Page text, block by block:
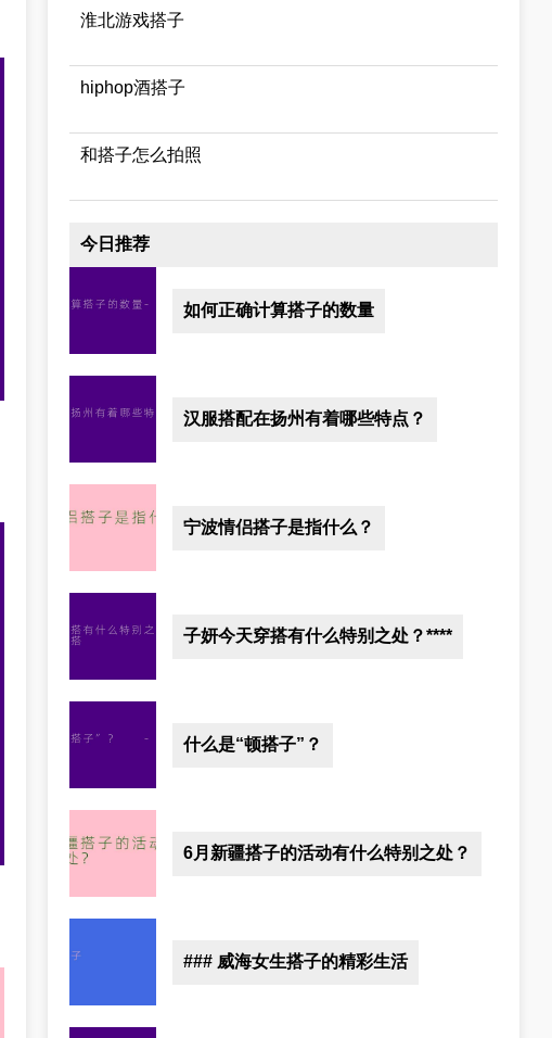
淮北游戏搭子
hiphop酒搭子
和搭子怎么拍照
今日推荐
如何正确计算搭子的数量
汉服搭配在扬州有着哪些特点？
宁波情侣搭子是指什么？
子妍今天穿搭有什么特别之处？****
什么是“顿搭子”？
6月新疆搭子的活动有什么特别之处？
### 威海女生搭子的精彩生活